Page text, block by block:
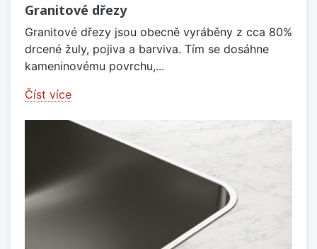
Granitové dřezy
Granitové dřezy jsou obecně vyráběny z cca 80%
drcené žuly, pojiva a barviva. Tím se dosáhne
kameninovému povrchu,...
Číst více